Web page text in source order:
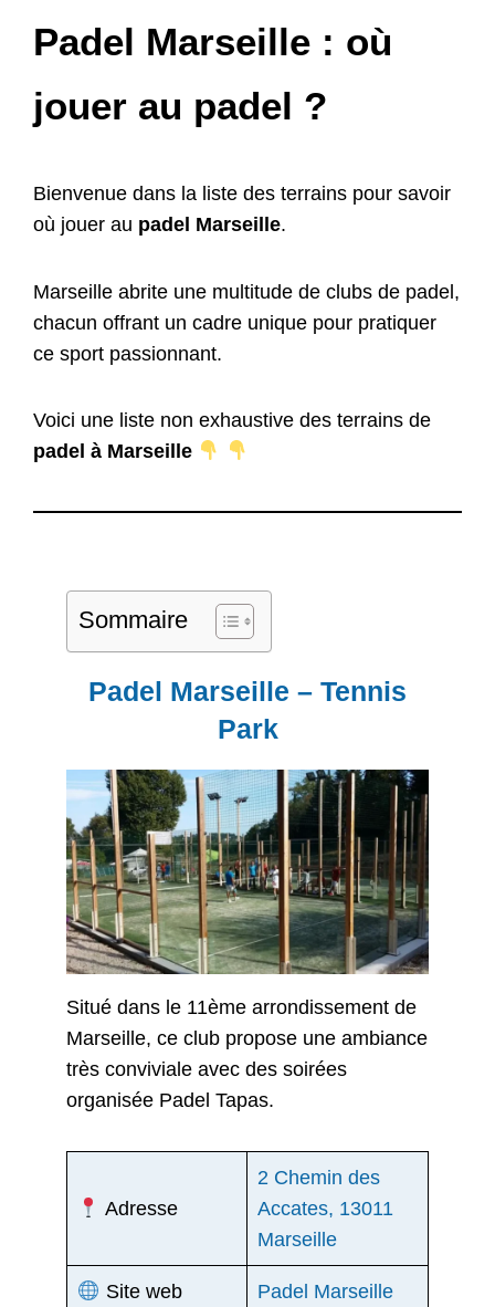
Padel Marseille : où
jouer au padel ?
Bienvenue dans la liste des terrains pour savoir
où jouer au padel Marseille.
Marseille abrite une multitude de clubs de padel,
chacun offrant un cadre unique pour pratiquer
ce sport passionnant.
Voici une liste non exhaustive des terrains de
padel à Marseille
Sommaire
Padel Marseille – Tennis
Park
Situé dans le 11ème arrondissement de
Marseille, ce club propose une ambiance
très conviviale avec des soirées
organisée Padel Tapas.
Adresse
2 Chemin des
Accates, 13011
Marseille
Site web Padel Marseille